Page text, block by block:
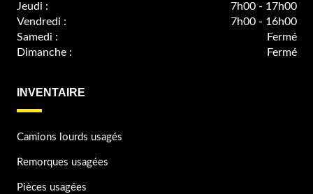
Jeudi :
7h00 - 17h00
Vendredi :
7h00 - 16h00
Samedi :
Fermé
Dimanche :
Fermé
INVENTAIRE
Camions lourds usagés
Remorques usagées
Pièces usagées